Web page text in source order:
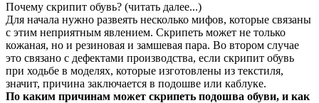
Почему скрипит обувь? (читать далее...)
Для начала нужно развеять несколько мифов, которые связаны
с этим неприятным явлением. Скрипеть может не только
кожаная, но и резиновая и замшевая пара. Во втором случае
это связано с дефектами производства, если скрипит обувь
при ходьбе в моделях, которые изготовлены из текстиля,
значит, причина заключается в подошве или каблуке.
По каким причинам может скрипеть подошва обуви, и как